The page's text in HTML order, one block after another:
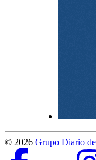
© 2026 Grupo Diario